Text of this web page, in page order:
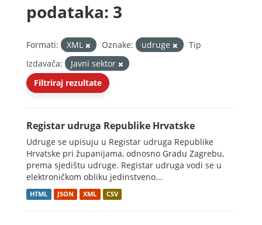
podataka: 3
Formati: XML Oznake: udruge
Tip
Izdavača:
Javni sektor
Filtriraj rezultate
Registar udruga Republike Hrvatske
Udruge se upisuju u Registar udruga Republike
Hrvatske pri županijama, odnosno Gradu Zagrebu,
prema sjedištu udruge. Registar udruga vodi se u
elektroničkom obliku jedinstveno...
HTML JSON XML CSV